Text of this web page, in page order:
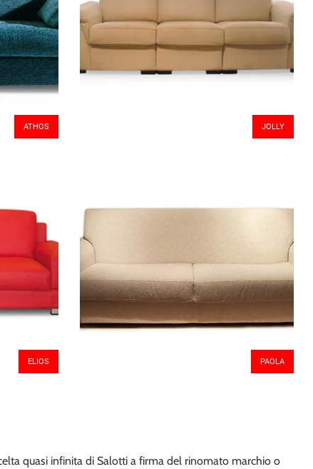
ATHOS JOLLY
ELIOS PAOLA
quasi infinita di Salotti a firma del rinomato marchio o